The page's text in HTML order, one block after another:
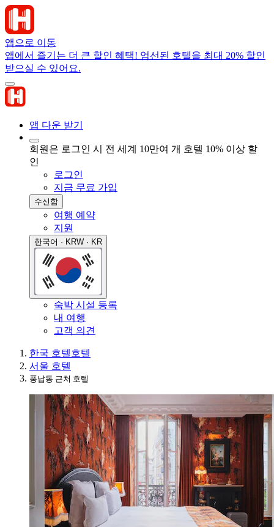
앱으로 이동
앱에서 즐기는 더 큰 할인 혜택! 엄선된 호텔을 최대 20% 할인
받으실 수 있어요.
앱 다운 받기
회원은 로그인 시 전 세계 10만여 개 호텔 10% 이상 할
인
로그인
지금 무료 가입
수신함
여행 예약
지원
한국어 · KRW · KR
숙박 시설 등록
내 여행
고객 의견
한국 호텔호텔
서울 호텔
풍납동 근처 호텔